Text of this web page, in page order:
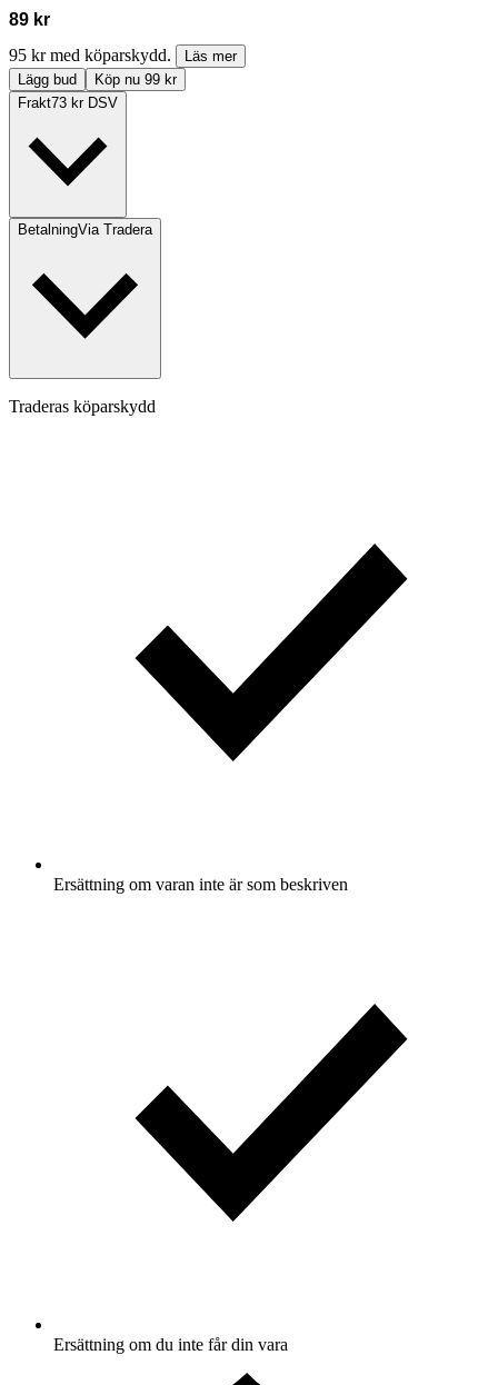
89 kr
95 kr med köparskydd.
Läs mer
Lägg bud
Köp nu 99 kr
Frakt73 kr DSV
BetalningVia Tradera
Traderas köparskydd
Ersättning om varan inte är som beskriven
Ersättning om du inte får din vara